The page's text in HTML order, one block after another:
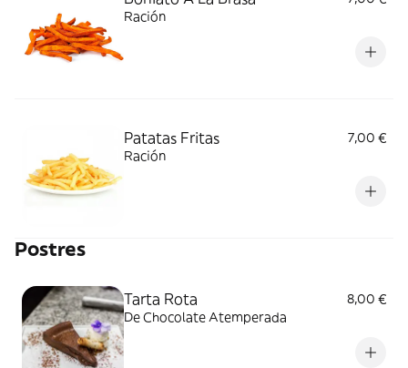
Ración
Patatas Fritas
7,00 €
Ración
Postres
Tarta Rota
8,00 €
De Chocolate Atemperada